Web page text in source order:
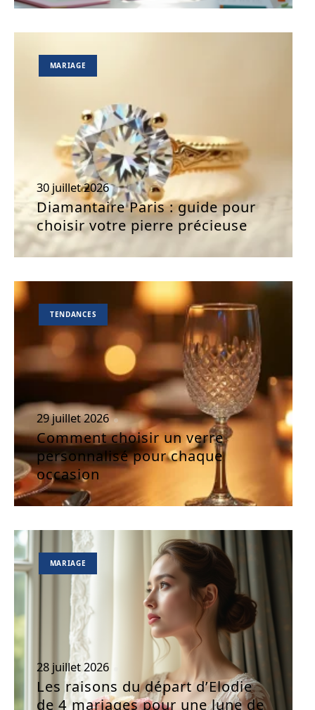
MARIAGE
30 juillet 2026
Diamantaire Paris : guide pour
choisir votre pierre précieuse
TENDANCES
29 juillet 2026
Comment choisir un verre
personnalisé pour chaque
occasion
MARIAGE
28 juillet 2026
Les raisons du départ d’Elodie
de 4 mariages pour une lune de